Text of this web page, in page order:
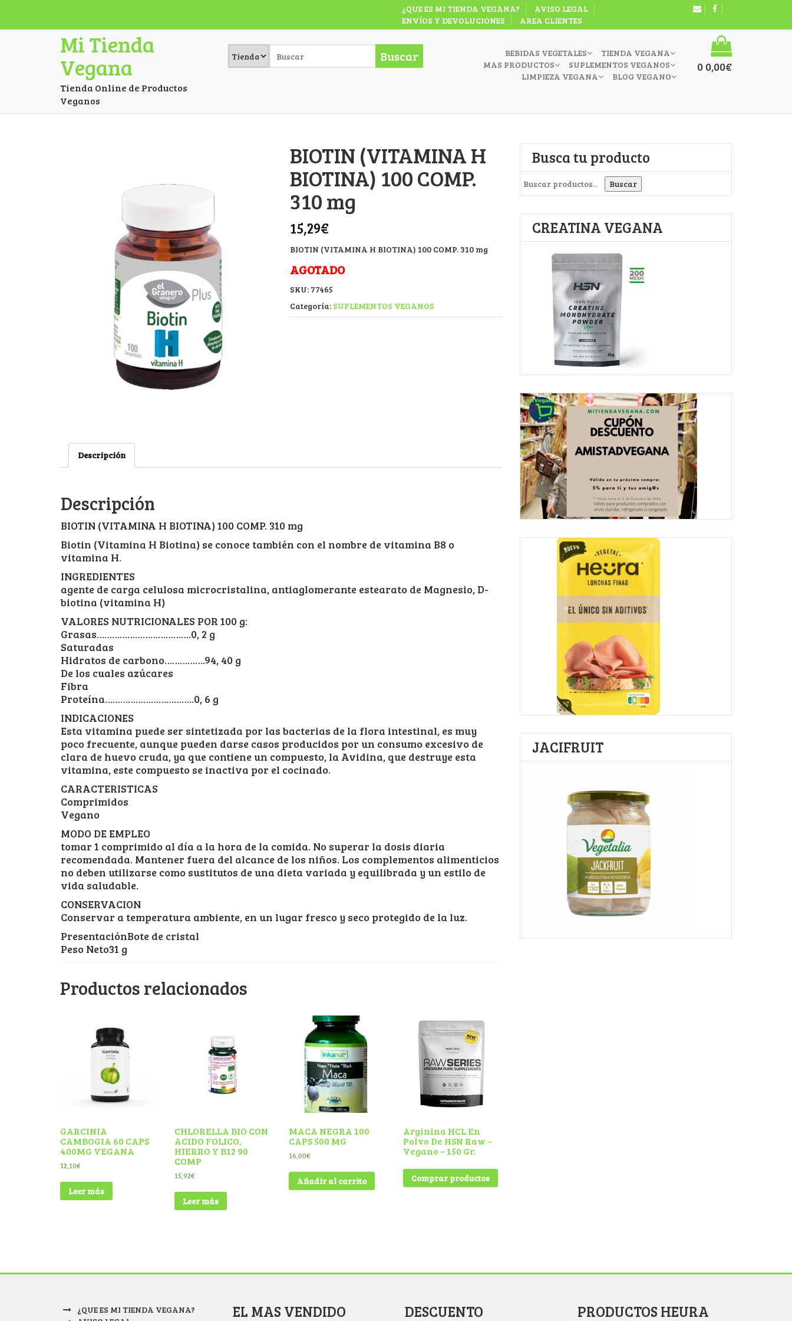
¿QUE ES MI TIENDA VEGANA?
AVISO LEGAL
ENVÍOS Y DEVOLUCIONES
AREA CLIENTES
Mi Tienda
Vegana
Tienda Online de Productos
Veganos
Buscar
0 0,00€
BEBIDAS VEGETALES
TIENDA VEGANA
MAS PRODUCTOS
SUPLEMENTOS VEGANOS
LIMPIEZA VEGANA
BLOG VEGANO
BIOTIN (VITAMINA H
BIOTINA) 100 COMP.
310 mg
15,29€
BIOTIN (VITAMINA H BIOTINA) 100 COMP. 310 mg
AGOTADO
SKU: 77465
Categoría: SUPLEMENTOS VEGANOS
Descripción
Descripción
BIOTIN (VITAMINA H BIOTINA) 100 COMP. 310 mg
Biotin (Vitamina H Biotina) se conoce también con el nombre de vitamina B8 o
vitamina H.
INGREDIENTES
agente de carga celulosa microcristalina, antiaglomerante estearato de Magnesio, D-
biotina (vitamina H)
VALORES NUTRICIONALES POR 100 g:
Grasas……………………………….0, 2 g
Saturadas
Hidratos de carbono…………….94, 40 g
De los cuales azúcares
Fibra
Proteína……………………………..0, 6 g
INDICACIONES
Esta vitamina puede ser sintetizada por las bacterias de la flora intestinal, es muy
poco frecuente, aunque pueden darse casos producidos por un consumo excesivo de
clara de huevo cruda, ya que contiene un compuesto, la Avidina, que destruye esta
vitamina, este compuesto se inactiva por el cocinado.
CARACTERISTICAS
Comprimidos
Vegano
MODO DE EMPLEO
tomar 1 comprimido al día a la hora de la comida. No superar la dosis diaria
recomendada. Mantener fuera del alcance de los niños. Los complementos alimenticios
no deben utilizarse como sustitutos de una dieta variada y equilibrada y un estilo de
vida saludable.
CONSERVACION
Conservar a temperatura ambiente, en un lugar fresco y seco protegido de la luz.
PresentaciónBote de cristal
Peso Neto31 g
Productos relacionados
GARCINIA
CAMBOGIA 60 CAPS
400MG VEGANA
12,10€
Leer más
CHLORELLA BIO CON
ACIDO FOLICO,
HIERRO Y B12 90
COMP
15,92€
Leer más
MACA NEGRA 100
CAPS 500 MG
16,00€
Añadir al carrito
Arginina HCL En
Polvo De HSN Raw –
Vegano – 150 Gr.
Comprar productos
Busca tu producto
Buscar
CREATINA VEGANA
JACIFRUIT
¿QUE ES MI TIENDA VEGANA?
EL MAS VENDIDO DESCUENTO PRODUCTOS HEURA